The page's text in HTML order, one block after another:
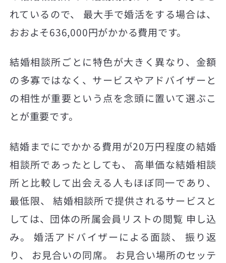
れているので、 最大手で婚活をする場合は、
おおよそ636,000円がかかる費用です。
結婚相談所ごとに特色が大きく異なり、金額
の多寡ではなく、サービスやアドバイザーと
の相性が重要という点を念頭に置いて選ぶこ
とが重要です。
結婚までにでかかる費用が20万円程度の結婚
相談所であったとしても、 高単価な結婚相談
所と比較して出会える人もほぼ同一であり、
最低限、 結婚相談所で提供されるサービスと
しては、団体の所属会員リストの閲覧 申し込
み。 婚活アドバイザーによる面談、 振り返
り、 お見合いの同席。 お見合い場所のセッテ